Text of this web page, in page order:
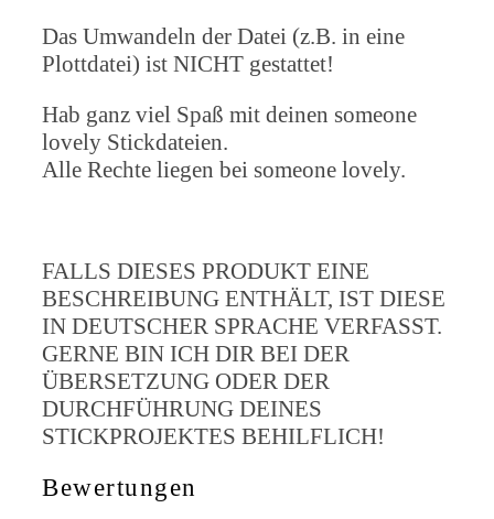
Das Umwandeln der Datei (z.B. in eine
Plottdatei) ist NICHT gestattet!
Hab ganz viel Spaß mit deinen someone
lovely Stickdateien.
Alle Rechte liegen bei someone lovely.
FALLS DIESES PRODUKT EINE
BESCHREIBUNG ENTHÄLT, IST DIESE
IN DEUTSCHER SPRACHE VERFASST.
GERNE BIN ICH DIR BEI DER
ÜBERSETZUNG ODER DER
DURCHFÜHRUNG DEINES
STICKPROJEKTES BEHILFLICH!
Bewertungen